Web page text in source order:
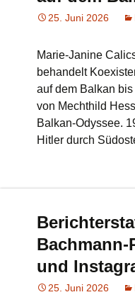
25. Juni 2026
Marie-Janine
behandelt
auf dem Balkan
von Mechthild
Balkan-Odyssee.
Hitler durch
und
25. Juni 2026